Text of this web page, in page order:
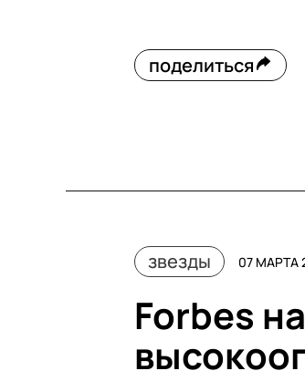
поделиться
звезды 07 МАРТА
Forbes